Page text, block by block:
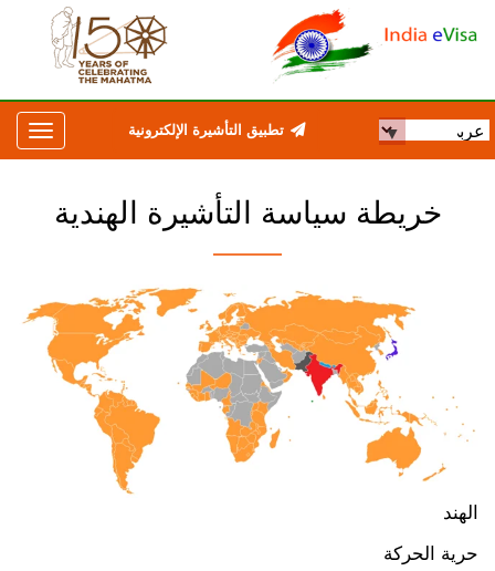
تطبيق التأشيرة الإلكترونية
خريطة سياسة التأشيرة الهندية
الهند
حرية الحركة